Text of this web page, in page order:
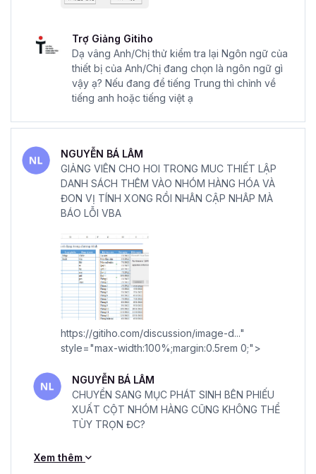
Trợ Giảng Gitiho
Dạ vâng Anh/Chị thử kiểm tra lại Ngôn ngữ của
thiết bị của Anh/Chị đang chọn là ngôn ngữ gì
vậy ạ? Nếu đang để tiếng Trung thì chỉnh về
tiếng anh hoặc tiếng việt ạ
NGUYỄN BÁ LÂM
GIẢNG VIÊN CHO HOI TRONG MUC THIẾT LẬP
DANH SÁCH THÊM VÀO NHÓM HÀNG HÓA VÀ
ĐON VỊ TÍNH XONG RỒI NHÂN CẬP NHÂP MÀ
BÁO LỖI VBA
https://gitiho.com/discussion/image-d..."
style="max-width:100%;margin:0.5rem 0;">
NGUYỄN BÁ LÂM
CHUYỂN SANG MỤC PHÁT SINH BÊN PHIẾU
XUẤT CỘT NHÓM HÀNG CŨNG KHÔNG THỂ
TÙY TRỌN ĐC?
Xem thêm